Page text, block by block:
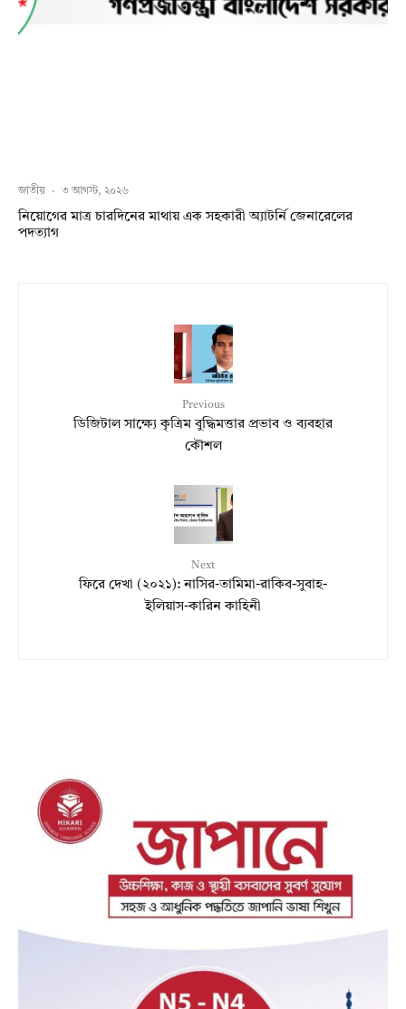
জাতীয় · ৩ আগস্ট, ২০২৬
নিয়োগের মাত্র চারদিনের মাথায় এক সহকারী অ্যাটর্নি জেনারেলের
পদত্যাগ
Previous
ডিজিটাল সাক্ষ্যে কৃত্রিম বুদ্ধিমত্তার প্রভাব ও ব্যবহার
কৌশল
Next
ফিরে দেখা (২০২১): নাসির-তামিমা-রাকিব-সুবাহ-
ইলিয়াস-কারিন কাহিনী